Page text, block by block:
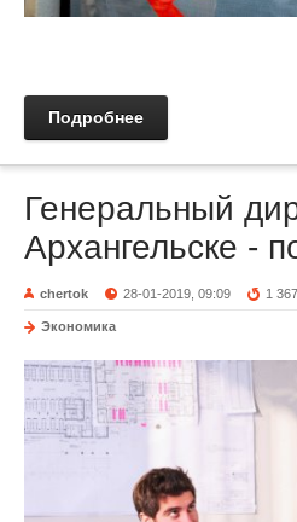
Подробнее
Генеральный
Архангельске -
chertok 28-01-2019, 09:09 1 367
Экономика